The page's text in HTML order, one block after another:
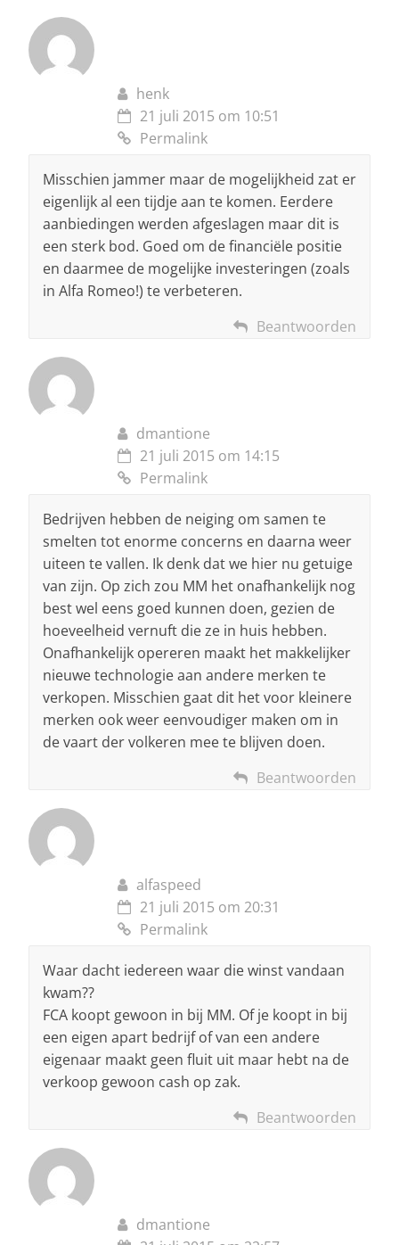
henk
21 juli 2015 om 10:51
Permalink
Misschien jammer maar de mogelijkheid zat er
eigenlijk al een tijdje aan te komen. Eerdere
aanbiedingen werden afgeslagen maar dit is
een sterk bod. Goed om de financiële positie
en daarmee de mogelijke investeringen (zoals
in Alfa Romeo!) te verbeteren.
Beantwoorden
dmantione
21 juli 2015 om 14:15
Permalink
Bedrijven hebben de neiging om samen te
smelten tot enorme concerns en daarna weer
uiteen te vallen. Ik denk dat we hier nu getuige
van zijn. Op zich zou MM het onafhankelijk nog
best wel eens goed kunnen doen, gezien de
hoeveelheid vernuft die ze in huis hebben.
Onafhankelijk opereren maakt het makkelijker
nieuwe technologie aan andere merken te
verkopen. Misschien gaat dit het voor kleinere
merken ook weer eenvoudiger maken om in
de vaart der volkeren mee te blijven doen.
Beantwoorden
alfaspeed
21 juli 2015 om 20:31
Permalink
Waar dacht iedereen waar die winst vandaan
kwam??
FCA koopt gewoon in bij MM. Of je koopt in bij
een eigen apart bedrijf of van een andere
eigenaar maakt geen fluit uit maar hebt na de
verkoop gewoon cash op zak.
Beantwoorden
dmantione